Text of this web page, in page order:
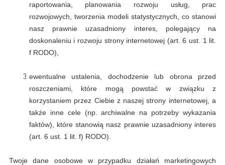
raportowania, planowania rozwoju usług, prac
rozwojowych, tworzenia modeli statystycznych, co stanowi
nasz prawnie uzasadniony interes, polegający na
doskonaleniu i rozwoju strony internetowej (art. 6 ust. 1 lit.
f RODO),
ewentualne ustalenia, dochodzenie lub obrona przed
roszczeniami, które mogą powstać w związku z
korzystaniem przez Ciebie z naszej strony internetowej, a
także inne cele (np. archiwalne na potrzeby wykazania
faktów), które stanowią nasz prawnie uzasadniony interes
(art. 6 ust. 1 lit. f) RODO).
Twoje dane osobowe w przypadku działań marketingowych